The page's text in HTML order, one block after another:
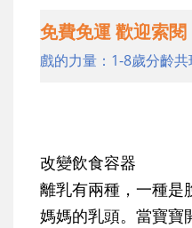
免費免運 歡迎索閱
戲的力量：1-8歲分齡共
改變飲食容器
離乳有兩種，一種是
媽媽的乳頭。當寶寶